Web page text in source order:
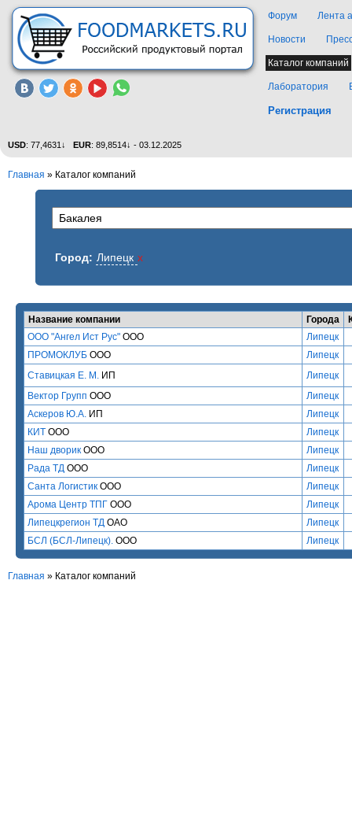
Форум Лента
Новости
Каталог компаний
Лаборатория
Регистрация
USD: 77,4631↓ EUR: 89,8514↓ - 03.12.2025
Главная » Каталог компаний
Город: Липецк x
Название компании Города
ООО "Ангел Ист Рус" ООО
Липецк
ПРОМОКЛУБ ООО
Липецк
Ставицкая Е. М. ИП
Липецк
Вектор Групп ООО
Липецк
Аскеров Ю.А. ИП
Липецк
КИТ ООО
Липецк
Наш дворик ООО
Липецк
Рада ТД ООО
Липецк
Санта Логистик ООО
Липецк
Арома Центр ТПГ ООО
Липецк
Липецкрегион ТД ОАО
Липецк
БСЛ (БСЛ-Липецк). ООО Липецк
Главная » Каталог компаний